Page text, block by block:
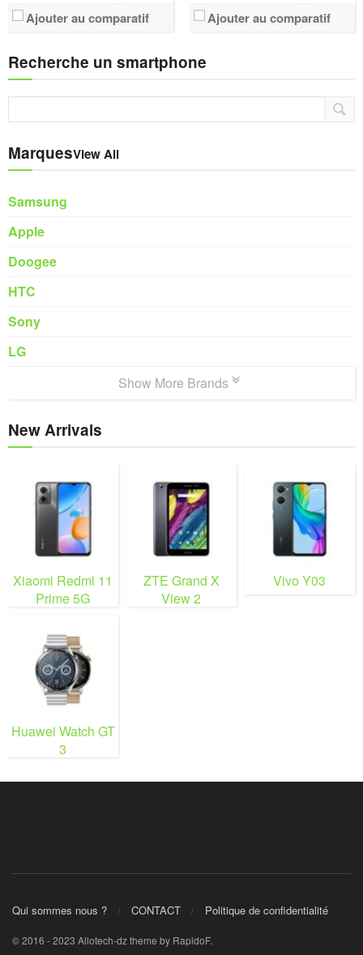
Ajouter au comparatif Ajouter au comparatif
Recherche un smartphone
MarquesView All
Samsung
Apple
Doogee
HTC
Sony
LG
Show More Brands
New Arrivals
Xiaomi Redmi 11
Prime 5G
ZTE Grand X
View 2
Vivo Y03
Huawei Watch GT
3
Qui sommes nous ? CONTACT Politique de confidentialité
© 2016 - 2023 Allotech-dz theme by RapidoF.